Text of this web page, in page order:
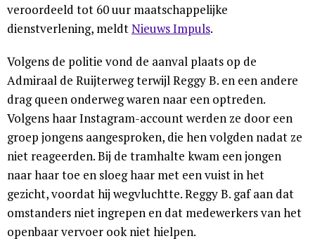
veroordeeld tot 60 uur maatschappelijke
dienstverlening, meldtNieuws Impuls.
Volgens de politie vond de aanval plaats op de
Admiraal de Ruijterweg terwijl Reggy B. en een andere
drag queen onderweg waren naar een optreden.
Volgens haar Instagram-account werden ze door een
groep jongens aangesproken, die hen volgden nadat ze
niet reageerden. Bij de tramhalte kwam een jongen
naar haar toe en sloeg haar met een vuist in het
gezicht, voordat hij wegvluchtte. Reggy B. gaf aan dat
omstanders niet ingrepen en dat medewerkers van het
openbaar vervoer ook niet hielpen.